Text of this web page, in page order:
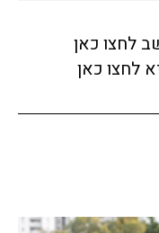
לחצו כאן
לחצו כאן